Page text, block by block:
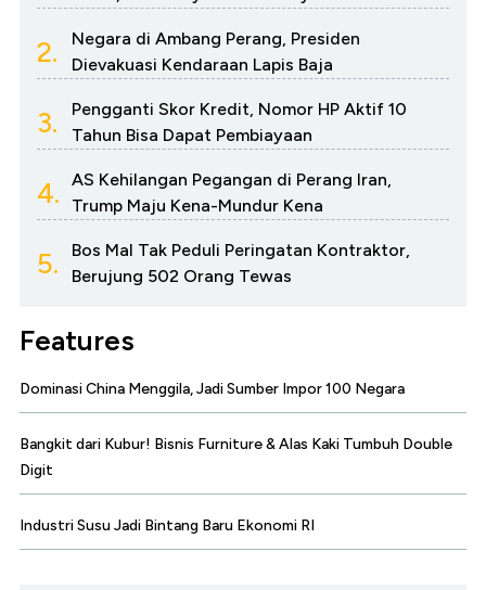
2.
Negara di Ambang Perang, Presiden
Dievakuasi Kendaraan Lapis Baja
3.
Pengganti Skor Kredit, Nomor HP Aktif 10
Tahun Bisa Dapat Pembiayaan
4.
AS Kehilangan Pegangan di Perang Iran,
Trump Maju Kena-Mundur Kena
5.
Bos Mal Tak Peduli Peringatan Kontraktor,
Berujung 502 Orang Tewas
Features
Dominasi China Menggila, Jadi Sumber Impor 100 Negara
Bangkit dari Kubur! Bisnis Furniture & Alas Kaki Tumbuh Double
Digit
Industri Susu Jadi Bintang Baru Ekonomi RI